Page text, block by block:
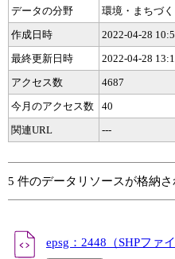
データの分野
環境・まちづく
作成日時
2022-04-28
最終更新日時
2022-04-28
アクセス数
4687
今月のアクセス数
40
関連URL
---
5 件のデータリソースが格納さ
epsg：2448（SHPファイ